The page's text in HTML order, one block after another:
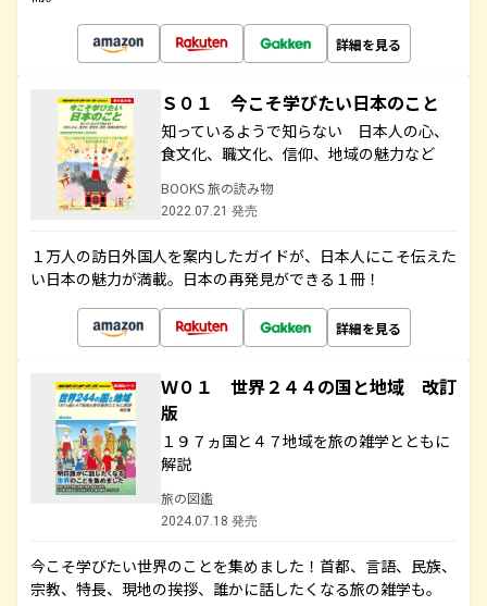
詳細を見る
Ｓ０１ 今こそ学びたい日本のこと
知っているようで知らない 日本人の心、
食文化、職文化、信仰、地域の魅力など
BOOKS 旅の読み物
2022.07.21 発売
１万人の訪日外国人を案内したガイドが、日本人にこそ伝えた
い日本の魅力が満載。日本の再発見ができる１冊！
詳細を見る
Ｗ０１ 世界２４４の国と地域 改訂
版
１９７ヵ国と４７地域を旅の雑学とともに
解説
旅の図鑑
2024.07.18 発売
今こそ学びたい世界のことを集めました！首都、言語、民族、
宗教、特長、現地の挨拶、誰かに話したくなる旅の雑学も。